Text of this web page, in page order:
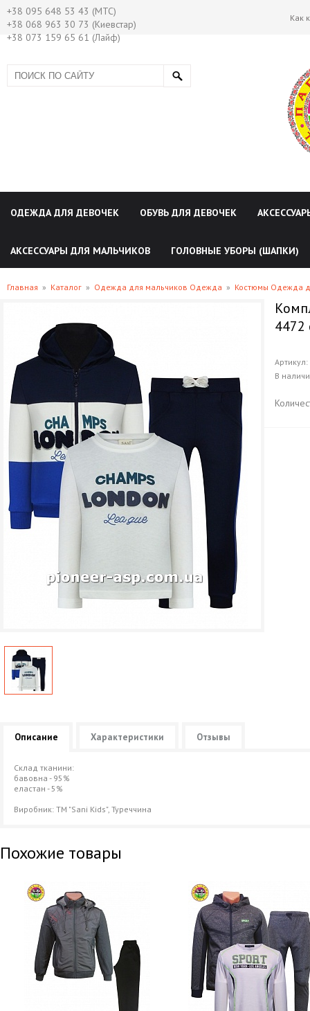
+38 095 648 53 43 (МТС)
+38 068 963 30 73 (Киевстар)
+38 073 159 65 61 (Лайф)
Как
ОДЕЖДА ДЛЯ ДЕВОЧЕК ОБУВЬ ДЛЯ ДЕВОЧЕК
АКСЕССУАРЫ ДЛЯ МАЛЬЧИКОВ ГОЛОВНЫЕ УБОРЫ (ШАПКИ)
Главная » Каталог » Одежда для мальчиков Одежда » Костюмы Одежда
4472
Артикул:
В
Описание Характеристики Отзывы
Склад тканини:
бавовна - 95%
еластан - 5%
Виробник: ТМ "Sani Kids", Туреччина
Похожие товары